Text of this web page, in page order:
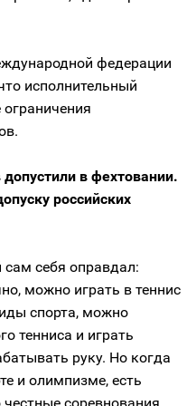
федерации
исполнительный
в фехтовании.
российских
себя оправдал:
можно играть в теннис
спорта, можно
тенниса и играть
руку. Но когда
и олимпизме, есть